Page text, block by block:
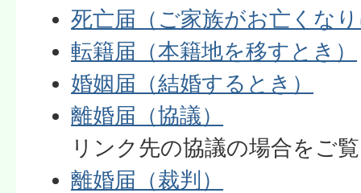
死亡届（ご家族がお亡くな
転籍届（本籍地を移すとき）
婚姻届（結婚するとき）
離婚届（協議）
リンク先の協議の場合をご
離婚届（裁判）